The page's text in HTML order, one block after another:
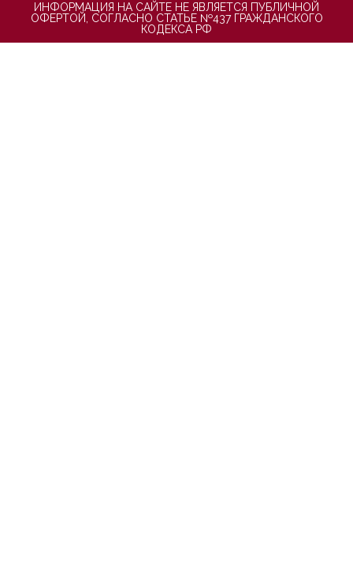
ИНФОРМАЦИЯ НА САЙТЕ НЕ ЯВЛЯЕТСЯ ПУБЛИЧНОЙ
ОФЕРТОЙ, СОГЛАСНО СТАТЬЕ №437 ГРАЖДАНСКОГО
КОДЕКСА РФ